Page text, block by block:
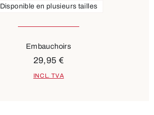
Disponible en plusieurs tailles
Embauchoirs
29,95 €
INCL. TVA